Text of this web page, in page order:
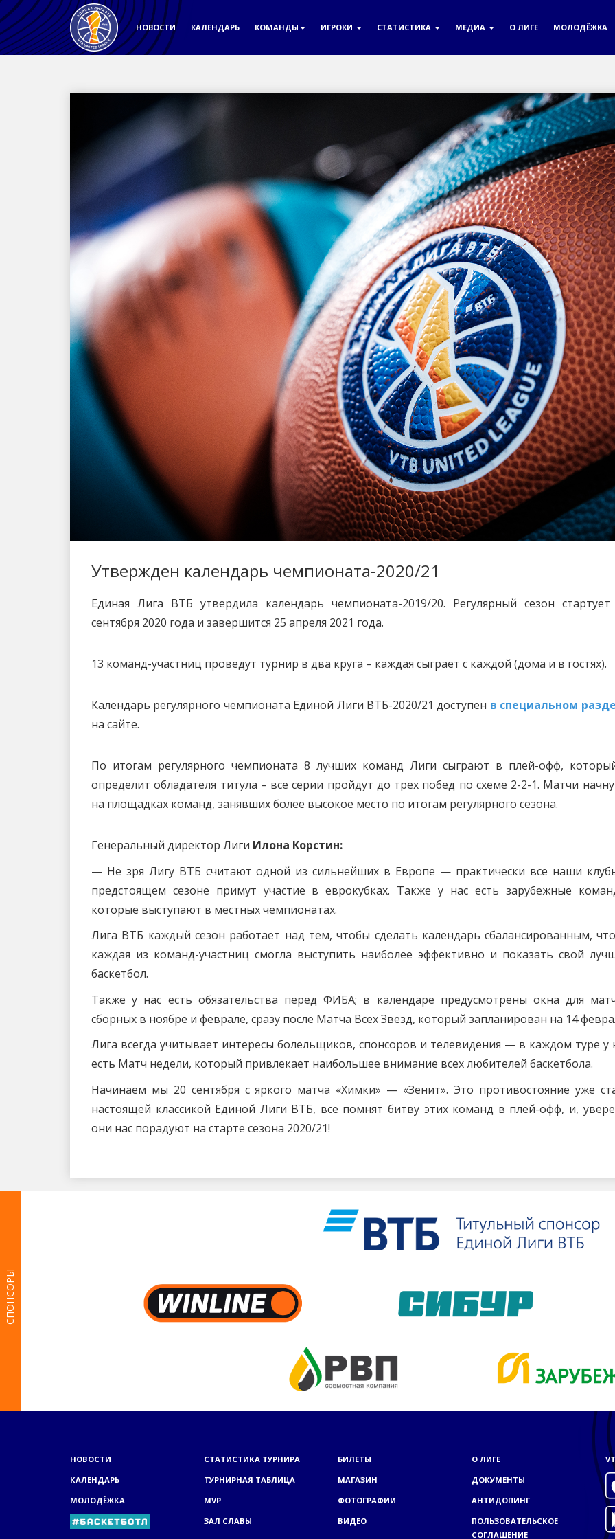
НОВОСТИ КАЛЕНДАРЬ КОМАНДЫ ИГРОКИ СТАТИСТИКА МЕДИА О ЛИГЕ МОЛОДЁЖКА
Утвержден календарь чемпионата-2020/21
Единая Лига ВТБ утвердила календарь чемпионата-2019/20. Регулярный сезон
сентября 2020 года и завершится 25 апреля 2021 года.
13 команд-участниц проведут турнир в два круга – каждая сыграет с каждой (дома и в гостях).
Календарь регулярного чемпионата Единой Лиги ВТБ-2020/21 доступен в специальном
на сайте.
По итогам регулярного чемпионата 8 лучших команд Лиги сыграют в плей-офф,
определит обладателя титула – все серии пройдут до трех побед по схеме 2-2-1. Матчи
на площадках команд, занявших более высокое место по итогам регулярного сезона.
Генеральный директор Лиги Илона Корстин:
— Не зря Лигу ВТБ считают одной из сильнейших в Европе — практически все наши
предстоящем сезоне примут участие в еврокубках. Также у нас есть зарубежные
которые выступают в местных чемпионатах.
Лига ВТБ каждый сезон работает над тем, чтобы сделать календарь сбалансированным,
каждая из команд-участниц смогла выступить наиболее эффективно и показать свой
баскетбол.
Также у нас есть обязательства перед ФИБА; в календаре предусмотрены окна для
сборных в ноябре и феврале, сразу после Матча Всех Звезд, который запланирован на 14
Лига всегда учитывает интересы болельщиков, спонсоров и телевидения — в каждом туре у
есть Матч недели, который привлекает наибольшее внимание всех любителей баскетбола.
Начинаем мы 20 сентября с яркого матча «Химки» — «Зенит». Это противостояние уже
настоящей классикой Единой Лиги ВТБ, все помнят битву этих команд в плей-офф, и,
они нас порадуют на старте сезона 2020/21!
СПОНСОРЫ
НОВОСТИ
КАЛЕНДАРЬ
МОЛОДЁЖКА
СТАТИСТИКА ТУРНИРА
ТУРНИРНАЯ ТАБЛИЦА
MVP
ЗАЛ СЛАВЫ
БИЛЕТЫ
МАГАЗИН
ФОТОГРАФИИ
ВИДЕО
О ЛИГЕ
ДОКУМЕНТЫ
АНТИДОПИНГ
ПОЛЬЗОВАТЕЛЬСКОЕ
СОГЛАШЕНИЕ